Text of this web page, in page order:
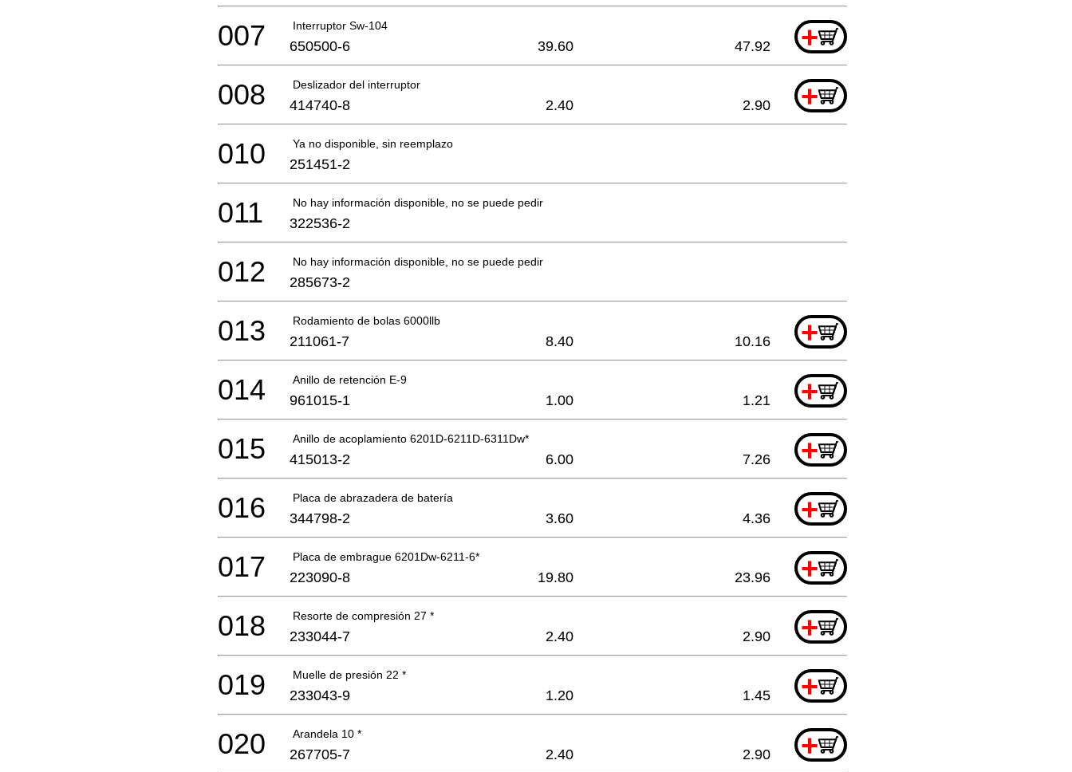
Interruptor Sw-104 +
007 650500-6 39.60 47.92
Deslizador del interruptor +
008 414740-8 2.40 2.90
Ya no disponible, sin reemplazo
010 251451-2
No hay información disponible, no se puede pedir
011 322536-2
No hay información disponible, no se puede pedir
012 285673-2
Rodamiento de bolas 6000llb +
013 211061-7 8.40 10.16
Anillo de retención E-9 +
014 961015-1 1.00 1.21
Anillo de acoplamiento 6201D-6211D-6311Dw* +
015 415013-2 6.00 7.26
Placa de abrazadera de batería +
016 344798-2 3.60 4.36
Placa de embrague 6201Dw-6211-6* +
017 223090-8 19.80 23.96
Resorte de compresión 27 * +
018 233044-7 2.40 2.90
Muelle de presión 22 * +
019 233043-9 1.20 1.45
Arandela 10 * +
020 267705-7 2.40 2.90